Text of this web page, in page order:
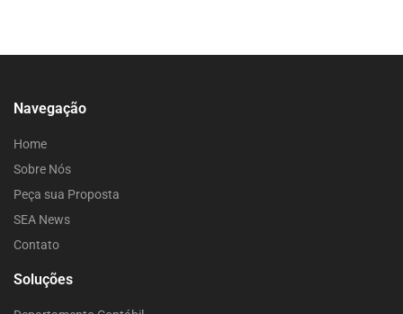
Navegação
Home
Sobre Nós
Peça sua Proposta
SEA News
Contato
Soluções